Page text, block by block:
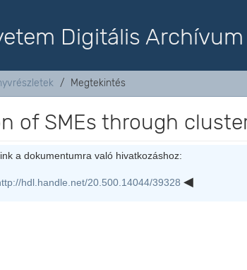
Digitális Archívum
Megtekintés
of SMEs through
a dokumentumra való hivatkozáshoz:
hdl.handle.net/20.500.14044/39328